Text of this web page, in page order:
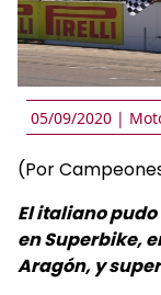
05/09/2020 |
(Por
El italiano
en Superbike,
Aragón, y